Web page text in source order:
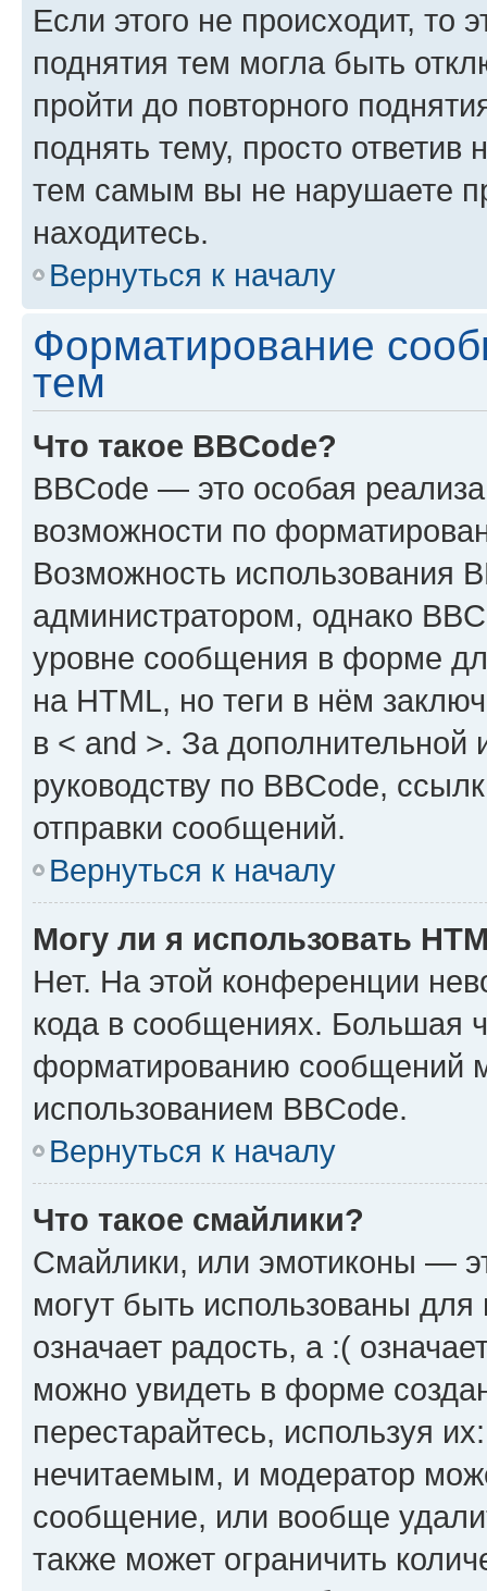
Если этого не происходит, то
поднятия тем могла быть
пройти до повторного
поднять тему, просто ответив
тем самым вы не нарушаете
находитесь.
Вернуться к началу
Форматирование
тем
Что такое BBCode?
BBCode — это особая
возможности по
Возможность использования
администратором, однако
уровне сообщения в форме
на HTML, но теги в нём
в < and >. За
руководству по BBCode,
отправки сообщений.
Вернуться к началу
Могу ли я использовать
Нет. На этой конференции
кода в сообщениях. Большая
форматированию сообщений
использованием BBCode.
Вернуться к началу
Что такое смайлики?
Смайлики, или эмотиконы —
могут быть использованы
означает радость, а :(
можно увидеть в форме
перестарайтесь, используя
нечитаемым, и модератор
сообщение, или вообще
также может ограничить